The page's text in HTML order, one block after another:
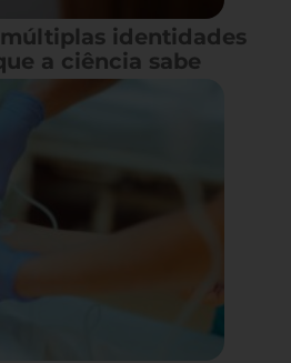
identidades
a ciência sabe